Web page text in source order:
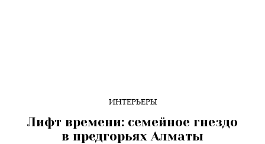
ИНТЕРЬЕРЫ
Лифт времени: семейное гнездо
в предгорьях Алматы